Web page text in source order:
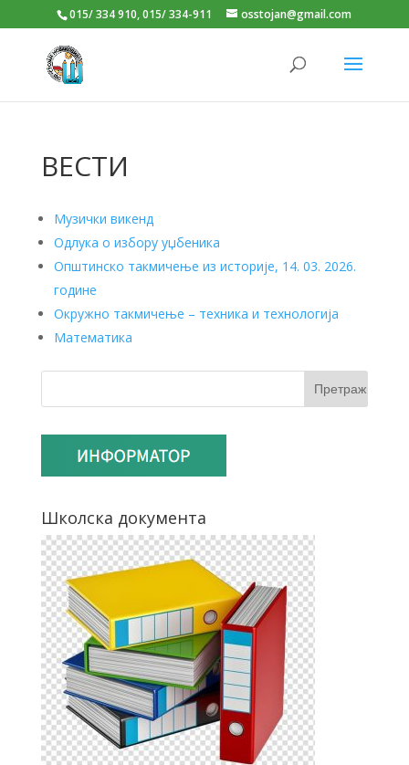
015/ 334 910, 015/ 334-911 osstojan@gmail.com
ВЕСТИ
Музички викенд
Одлука о избору уџбеника
Општинско такмичење из историје, 14. 03. 2026.
године
Окружно такмичење – техника и технологија
Математика
Школска документа